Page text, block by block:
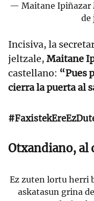
— Maitane Ipiñazar
de
Incisiva, la
jeltzale, Maitane
castellano: “Pues
cierra la puerta al
Otxandiano, al
Ez zuten lortu herri
askatasun grina